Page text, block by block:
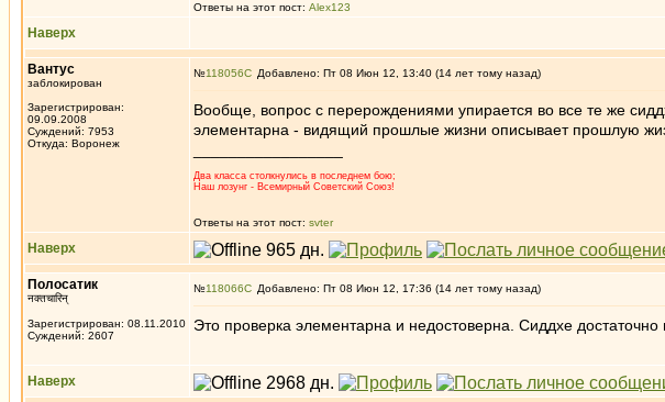
Ответы на этот пост: Alex123
Наверх
Вантус
заблокирован
Зарегистрирован:
09.09.2008
Суждений: 7953
Откуда: Воронеж
№118056 Добавлено: Пт 08 Июн 12, 13:40 (14 лет тому назад)
Вообще, вопрос с перерождениями упирается во все те же
элементарна - видящий прошлые жизни описывает прошлую
Два класса столкнулись в последнем бою;
Наш лозунг - Всемирный Советский Союз!
Ответы на этот пост: svter
Наверх
Полосатик
नक्तचारिन्
Зарегистрирован: 08.11.2010
Суждений: 2607
№118066 Добавлено: Пт 08 Июн 12, 17:36 (14 лет тому назад)
Это проверка элементарна и недостоверна. Сиддхе
Наверх